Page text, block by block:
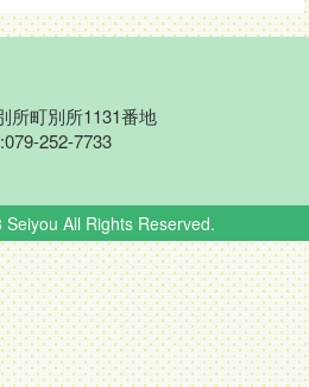
所町別所1131番地
252-7733
All Rights Reserved.